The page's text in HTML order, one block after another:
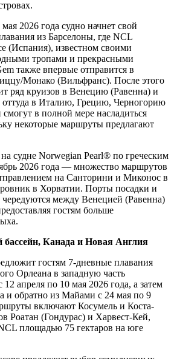
2026 года судно начнет свой
из Барселоны, где NCL
(Испания), известном своими
тропами и прекрасными
также впервые отправится в
Монако (Вильфранс). После этого
ряд круизов в Венецию (Равенна) и
оттуда в Италию, Грецию, Черногорию
в полной мере насладиться
некоторые маршруты предлагают
судне Norwegian Pearl® по греческим
2026 года — множество маршрутов
на Санторини и Миконос в
в Хорватии. Порты посадки и
чередуются между Венецией (Равенна)
гостям больше
Канада и Новая Англия
гостям 7-дневные плавания
Орлеана в западную часть
12 апреля по 10 мая 2026 года, а затем
и обратно из Майами с 24 мая по 9
включают Косумель и Коста-
Роатан (Гондурас) и Харвест-Кей,
площадью 75 гектаров на юге